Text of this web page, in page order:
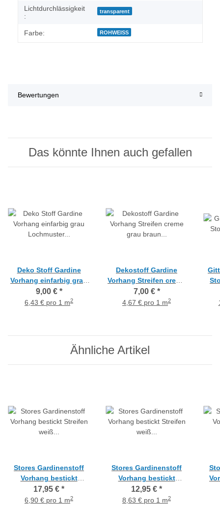
Lichtdurchlässigkeit
:
transparent
Farbe: ROHWEISS
Bewertungen
Das könnte Ihnen auch gefallen
Deko Stoff Gardine
Vorhang einfarbig grau
Lochmuster blickdicht,
Meterware
9,00 € *
6,43 € pro 1 m2
Dekostoff Gardine
Vorhang Streifen creme
grau braun teiltransp..,
Meterware
7,00 € *
4,67 € pro 1 m2
Ähnliche Artikel
Stores Gardinenstoff
Vorhang bestickt
Streifen weiß
transparent, Meterware
17,95 € *
6,90 € pro 1 m2
Stores Gardinenstoff
Vorhang bestickt
Streifen weiß
transparent, Meterware
12,95 € *
8,63 € pro 1 m2